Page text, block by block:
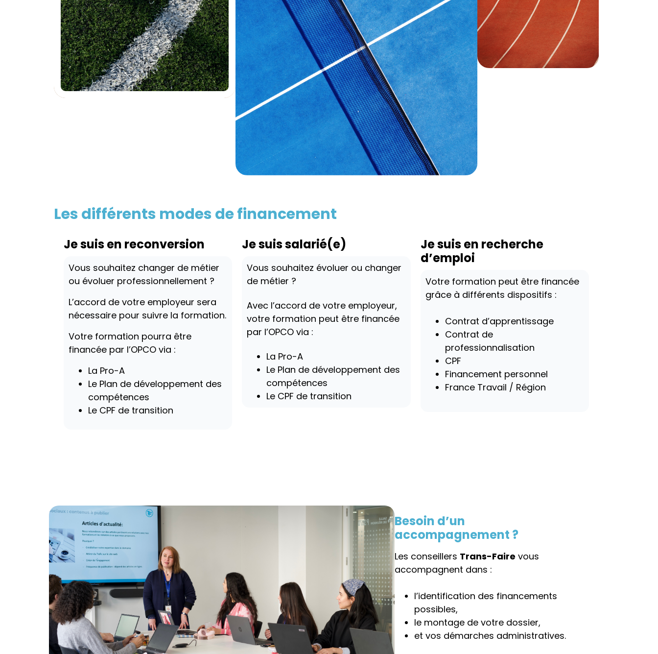
Les différents modes de financement
Je suis en reconversion
Vous souhaitez changer de métier
ou évoluer professionnellement ?
L’accord de votre employeur sera
nécessaire pour suivre la formation.
Votre formation pourra être
financée par l’OPCO via :
La Pro-A
Le Plan de développement des
compétences
Le CPF de transition
Je suis salarié(e)
Vous souhaitez évoluer ou changer
de métier ?
Avec l’accord de votre employeur,
votre formation peut être financée
par l’OPCO via :
La Pro-A
Le Plan de développement des
compétences
Le CPF de transition
Je suis en recherche
d’emploi
Votre formation peut être financée
grâce à différents dispositifs :
Contrat d’apprentissage
Contrat de
professionnalisation
CPF
Financement personnel
France Travail / Région
Besoin d’un
accompagnement ?
Les conseillers Trans-Faire vous
accompagnent dans :
l’identification des financements
possibles,
le montage de votre dossier,
et vos démarches administratives.